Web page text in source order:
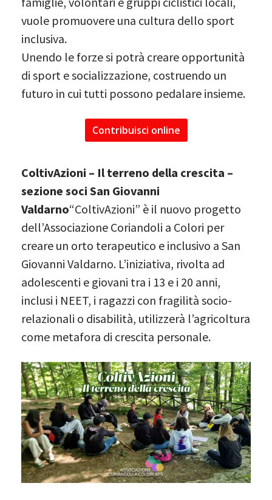
vuole promuovere una cultura dello sport
inclusiva.
Unendo le forze si potrà creare opportunità
di sport e socializzazione, costruendo un
futuro in cui tutti possono pedalare insieme.
Contribuisci online
ColtivAzioni – Il terreno della crescita –
sezione soci San Giovanni
Valdarno“ColtivAzioni” è il nuovo progetto
dell’Associazione Coriandoli a Colori per
creare un orto terapeutico e inclusivo a San
Giovanni Valdarno. L’iniziativa, rivolta ad
adolescenti e giovani tra i 13 e i 20 anni,
inclusi i NEET, i ragazzi con fragilità socio-
relazionali o disabilità, utilizzerà l’agricoltura
come metafora di crescita personale.